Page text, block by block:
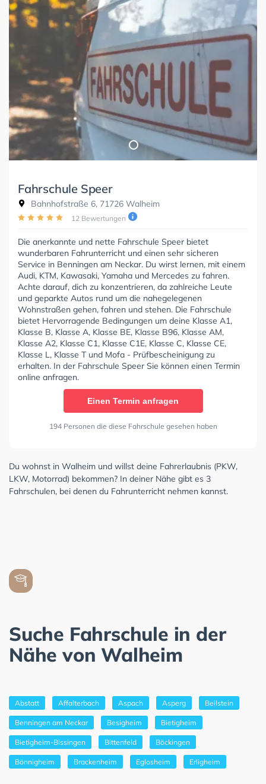
Fahrschule Speer
Bahnhofstraße 6, 71726 Walheim
12 Bewertungen
Die anerkannte und nette Fahrschule Speer bietet
wunderbaren Fahrunterricht und einen sehr sicheren
Service in Benningen am Neckar. Du wirst lernen, mit einem
Audi, KTM, Kawasaki, Yamaha und Mercedes zu fahren.
Achte darauf, dich zu konzentrieren, da zahlreiche Leute
und geparkte Autos rund um die nahegelegenen
Wohnstraßen gehen, fahren und stehen. Die Fahrschule
bietet Hervorragende Bedingungen um deine Klasse A1,
Klasse B, Klasse A, Klasse BE, Klasse B96, Klasse AM,
Klasse A2, Klasse C1, Klasse C1E, Klasse C, Klasse CE,
Klasse L, Klasse T und Mofa - Prüfbescheinigung zu
erhalten. In der Fahrschule Speer Sie können einen Termin
online anfragen.
Einen Termin anfragen
194 Personen die diese Fahrschule gesehen haben
Du wohnst in Walheim und willst deine Fahrerlaubnis (PKW,
LKW, Motorrad) bekommen? In deiner Nähe gibt es 3
Fahrschulen, bei denen du Fahrunterricht nehmen kannst.
Suche Fahrschule in der
Nähe von Walheim
Abstatt Affalterbach Aspach Asperg Beilstein
Benningen am Neckar Besigheim Bietigheim
Bietigheim-Bissingen Bittenfeld Böckingen
Bönnigheim Brackenheim Eglosheim Erligheim